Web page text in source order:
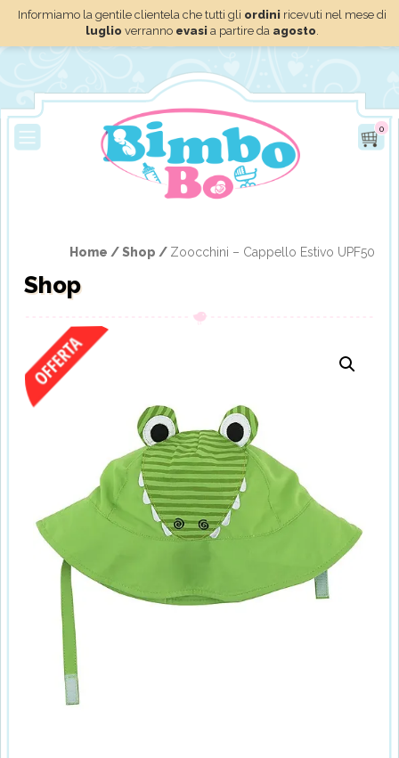
Informiamo la gentile clientela che tutti gli ordini ricevuti nel mese di
luglio verranno evasi a partire da agosto.
0
Home /Shop / Zoocchini – Cappello Estivo UPF50
Shop